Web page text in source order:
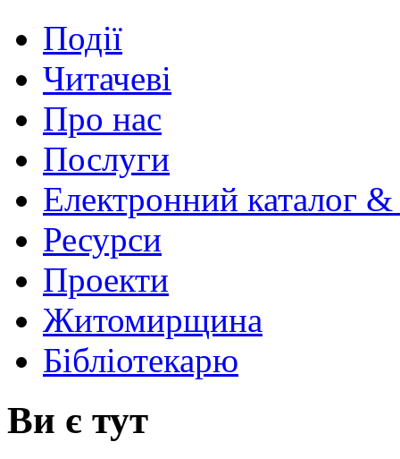
Події
Читачеві
Про нас
Послуги
Електронний каталог
Ресурси
Проекти
Житомирщина
Бібліотекарю
Ви є тут